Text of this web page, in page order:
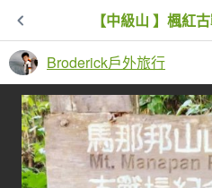
【中級山 】楓紅
Broderick戶外旅行